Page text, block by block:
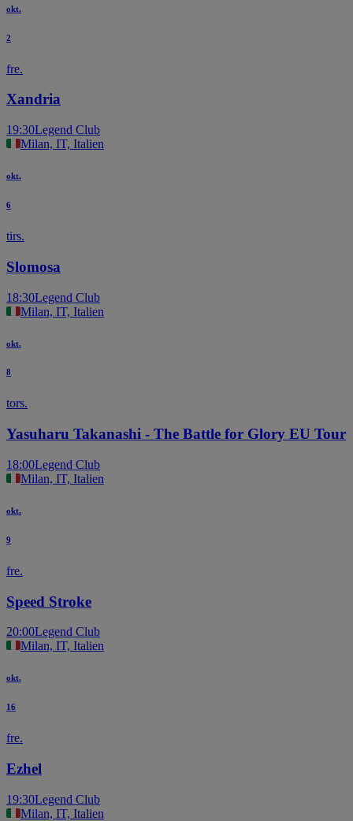
okt.
2
fre.
Xandria
19:30Legend Club
Milan, IT, Italien
okt.
6
tirs.
Slomosa
18:30Legend Club
Milan, IT, Italien
okt.
8
tors.
Yasuharu Takanashi - The Battle for Glory EU Tour
18:00Legend Club
Milan, IT, Italien
okt.
9
fre.
Speed Stroke
20:00Legend Club
Milan, IT, Italien
okt.
16
fre.
Ezhel
19:30Legend Club
Milan, IT, Italien